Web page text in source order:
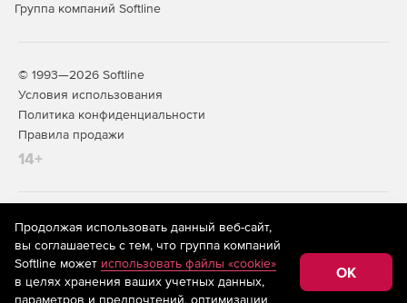
Группа компаний Softline
© 1993—2026 Softline
Условия использования
Политика конфиденциальности
Правила продажи
14+
На информационном ресурсе store.softline.ru применяются
рекомендательные технологии
(информационные технологии
предоставления информации на основе сбора,
систематизации и анализа сведений, относящихся к
предпочтениям пользователей сети «Интернет»,
находящихся на территории Российской Федерации)
Продолжая использовать данный веб-сайт,
вы соглашаетесь с тем, что группа компаний
Softline может использовать файлы «cookie»
в целях хранения ваших учетных данных,
параметров и предпочтений, оптимизации
OK